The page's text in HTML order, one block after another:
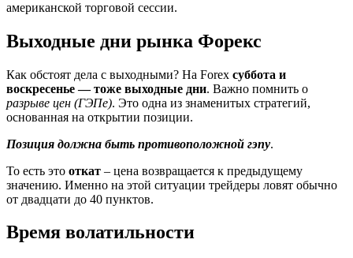
американской торговой сессии.
Выходные дни рынка Форекс
Как обстоят дела с выходными? На Forex суббота и
воскресенье — тоже выходные дни. Важно помнить о
разрыве цен (ГЭПе). Это одна из знаменитых стратегий,
основанная на открытии позиции.
Позиция должна быть противоположной гэпу.
То есть это откат – цена возвращается к предыдущему
значению. Именно на этой ситуации трейдеры ловят обычно
от двадцати до 40 пунктов.
Время волатильности